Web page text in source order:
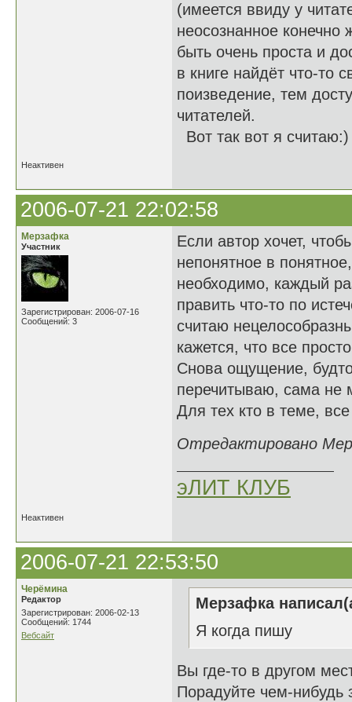
(имеется ввиду у
неосознанное
быть очень проста и
в книге найдёт что-то
поизведение, тем
читателей.
Вот так вот я считаю:)
Неактивен
2006-07-21 22:02:58
Мерзафка
Участник
Зарегистрирован: 2006-07-16
Сообщений: 3
Если автор хочет,
непонятное в
необходимо, каждый
править что-то по
считаю
кажется, что все
Снова ощущение,
перечитываю, сама не
Для тех кто в теме,
Отредактировано
эЛИТ КЛУБ
Неактивен
2006-07-21 22:53:50
Черёмина
Редактор
Зарегистрирован: 2006-02-13
Сообщений: 1744
Вебсайт
Мерзафка
Я когда пишу
Вы где-то в другом
Порадуйте чем-нибудь